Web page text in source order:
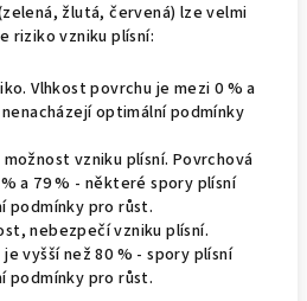
žlutá, červená) lze velmi
riziko vzniku plísní:
Vlhkost povrchu je mezi 0 % a
optimální podmínky
vzniku plísní. Povrchová
a 79 % - některé spory plísní
podmínky pro růst.
nebezpečí vzniku plísní.
vyšší než 80 % - spory plísní
podmínky pro růst.